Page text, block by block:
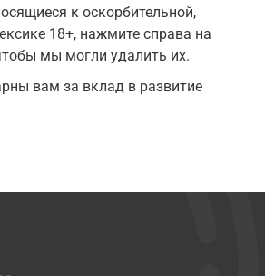
к оскорбительной,
18+, нажмите справа на
мы могли удалить их.
вам за вклад в развитие